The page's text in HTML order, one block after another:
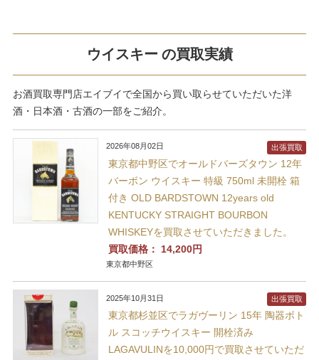
ウイスキー の買取実績
お酒買取専門店エイブイで全国から買い取らせていただいた洋
酒・日本酒・古酒の一部をご紹介。
2026年08月02日
東京都中野区でオールドバーズタウン 12年
バーボン ウイスキー 特級 750ml 未開栓 箱
付き OLD BARDSTOWN 12years old
KENTUCKY STRAIGHT BOURBON
WHISKEYを買取させていただきました。
買取価格： 14,200円
東京都中野区
出張買取
2025年10月31日
東京都杉並区でラガヴーリン 15年 陶器ボト
ル スコッチウイスキー 開栓済み
LAGAVULINを10,000円で買取させていただ
出張買取